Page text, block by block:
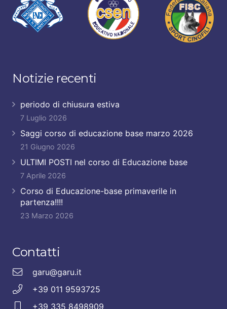
Notizie recenti
periodo di chiusura estiva
7 Luglio 2026
Saggi corso di educazione base marzo 2026
21 Giugno 2026
ULTIMI POSTI nel corso di Educazione base
7 Aprile 2026
Corso di Educazione-base primaverile in
partenza!!!!
23 Marzo 2026
Contatti
garu@garu.it
+39 011 9593725
+39 335 8498909